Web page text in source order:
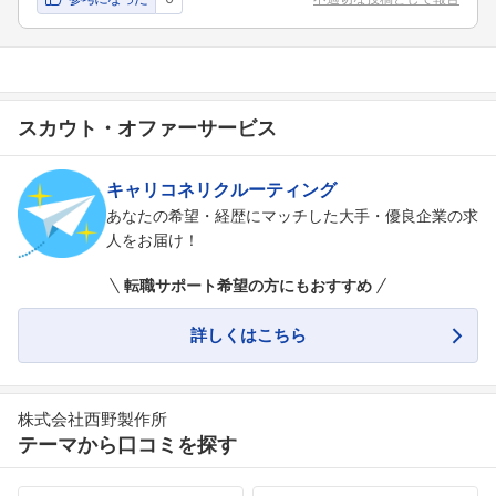
スカウト・オファーサービス
キャリコネリクルーティング
あなたの希望・経歴にマッチした大手・優良企業の求
人をお届け！
転職サポート希望の方にもおすすめ
詳しくはこちら
株式会社西野製作所
テーマから口コミを探す